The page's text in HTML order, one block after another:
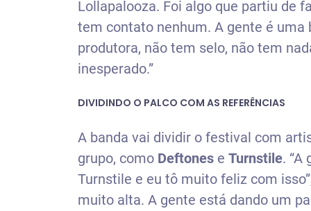
Lollapalooza. Foi algo que partiu de
tem contato nenhum. A gente é
produtora, não tem selo, não tem
inesperado.”
DIVIDINDO O PALCO COM AS REFERÊNCIAS
A banda vai dividir o festival com
grupo, como Deftones e Turnstile. “A
Turnstile e eu tô muito feliz com
muito alta. A gente está dando um